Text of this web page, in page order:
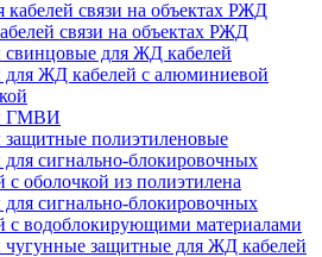
связи на объектах РЖД
для ЖД кабелей
ЖД кабелей с алюминиевой
ГМВИ
полиэтиленовые
сигнально-блокировочных
с оболочкой из полиэтилена
сигнально-блокировочных
с водоблокирующими материалами
защитные для ЖД кабелей